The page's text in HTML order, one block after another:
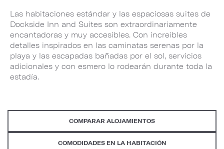
Las habitaciones estándar y las espaciosas suites de
Dockside Inn and Suites son extraordinariamente
encantadoras y muy accesibles. Con increíbles
detalles inspirados en las caminatas serenas por la
playa y las escapadas bañadas por el sol, servicios
adicionales y con esmero lo rodearán durante toda la
estadía.
COMPARAR ALOJAMIENTOS
COMODIDADES EN LA HABITACIÓN